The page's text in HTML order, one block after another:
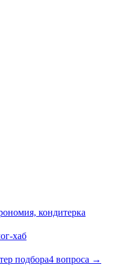
кондитерка
хаб
подбора4 вопроса →